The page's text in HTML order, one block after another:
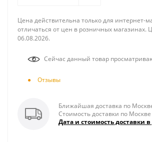
Цена действительна только для интернет-
отличаться от цен в розничных магазинах.
06.08.2026.
Сейчас данный товар
Отзывы
Ближайшая доставка по
Стоимость доставки по Москве
Дата и стоимость доставки